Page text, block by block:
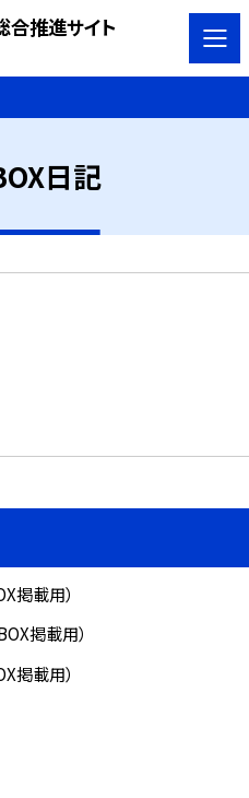
推進サイト
日記
掲載用）
掲載用）
掲載用）